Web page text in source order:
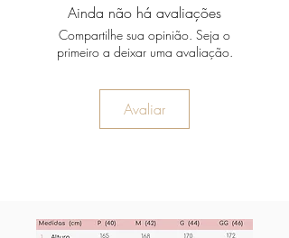
Ainda não há avaliações
Compartilhe sua opinião. Seja o
primeiro a deixar uma avaliação.
Avaliar